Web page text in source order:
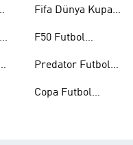
Fifa Dünya Kupası
F50 Futbol
Predator Futbol
Copa Futbol